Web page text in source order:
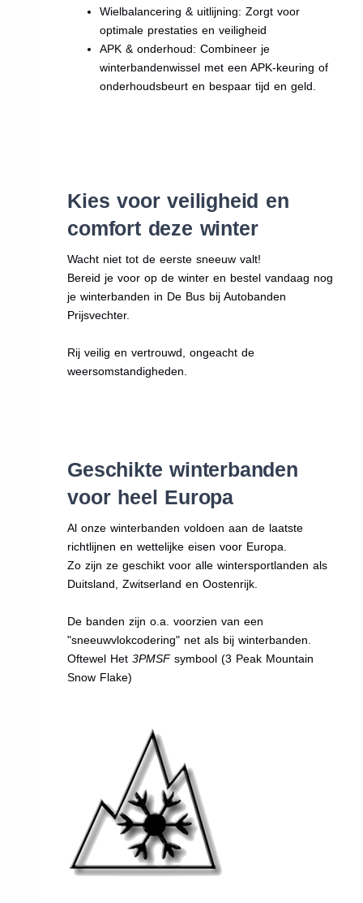
Wielbalancering & uitlijning: Zorgt voor
optimale prestaties en veiligheid
APK & onderhoud: Combineer je
winterbandenwissel met een APK-keuring of
onderhoudsbeurt en bespaar tijd en geld.
Kies voor veiligheid en
comfort deze winter
Wacht niet tot de eerste sneeuw valt!
Bereid je voor op de winter en bestel vandaag nog
je winterbanden in De Bus bij Autobanden
Prijsvechter.
Rij veilig en vertrouwd, ongeacht de
weersomstandigheden.
Geschikte winterbanden
voor heel Europa
Al onze winterbanden voldoen aan de laatste
richtlijnen en wettelijke eisen voor Europa.
Zo zijn ze geschikt voor alle wintersportlanden als
Duitsland, Zwitserland en Oostenrijk.
De banden zijn o.a. voorzien van een
"sneeuwvlokcodering" net als bij winterbanden.
Oftewel Het3PMSFsymbool (3 Peak Mountain
Snow Flake)